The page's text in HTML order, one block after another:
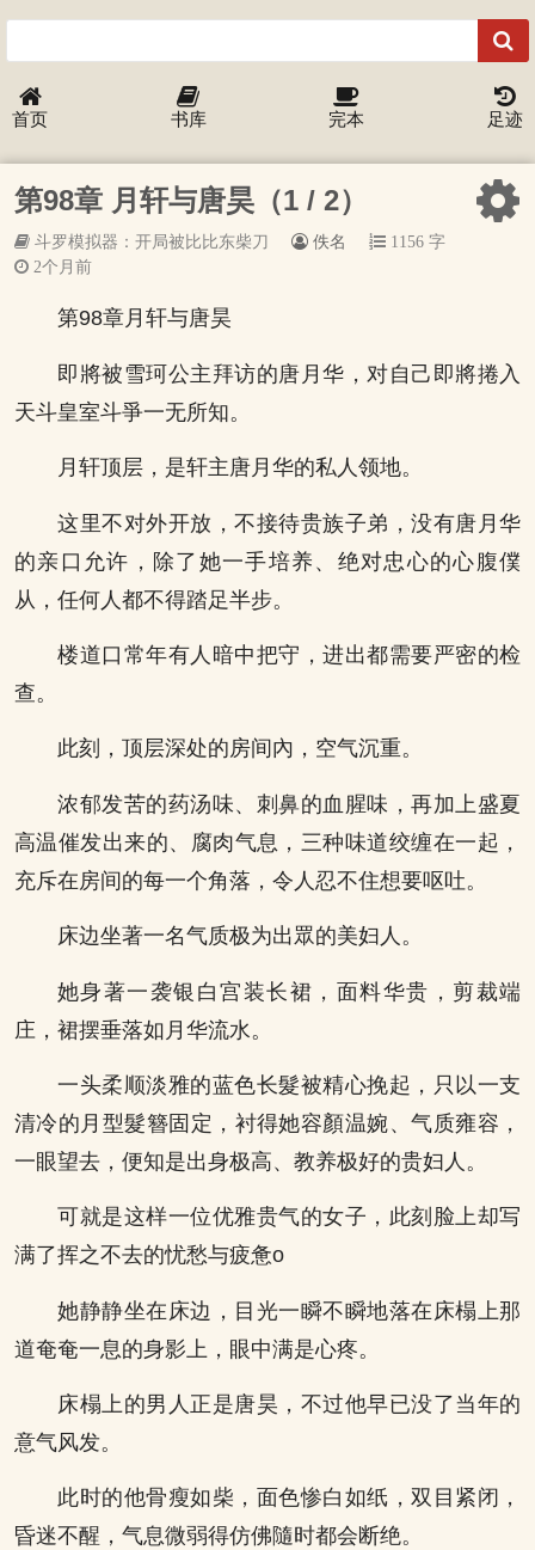
首页 书库 完本 足迹
第98章 月轩与唐昊（1 / 2）
斗罗模拟器：开局被比比东柴刀 佚名
1156 字
2个月前
第98章月轩与唐昊
即將被雪珂公主拜访的唐月华，对自己即將捲入
天斗皇室斗爭一无所知。
月轩顶层，是轩主唐月华的私人领地。
这里不对外开放，不接待贵族子弟，没有唐月华
的亲口允许，除了她一手培养、绝对忠心的心腹僕
从，任何人都不得踏足半步。
楼道口常年有人暗中把守，进出都需要严密的检
查。
此刻，顶层深处的房间內，空气沉重。
浓郁发苦的药汤味、刺鼻的血腥味，再加上盛夏
高温催发出来的、腐肉气息，三种味道绞缠在一起，
充斥在房间的每一个角落，令人忍不住想要呕吐。
床边坐著一名气质极为出眾的美妇人。
她身著一袭银白宫装长裙，面料华贵，剪裁端
庄，裙摆垂落如月华流水。
一头柔顺淡雅的蓝色长髮被精心挽起，只以一支
清冷的月型髮簪固定，衬得她容顏温婉、气质雍容，
一眼望去，便知是出身极高、教养极好的贵妇人。
可就是这样一位优雅贵气的女子，此刻脸上却写
满了挥之不去的忧愁与疲惫o
她静静坐在床边，目光一瞬不瞬地落在床榻上那
道奄奄一息的身影上，眼中满是心疼。
床榻上的男人正是唐昊，不过他早已没了当年的
意气风发。
此时的他骨瘦如柴，面色惨白如纸，双目紧闭，
昏迷不醒，气息微弱得仿佛隨时都会断绝。